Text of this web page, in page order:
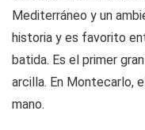
Mediterráneo y un
historia y es favorito
batida. Es el primer
arcilla. En Montecarlo,
mano.